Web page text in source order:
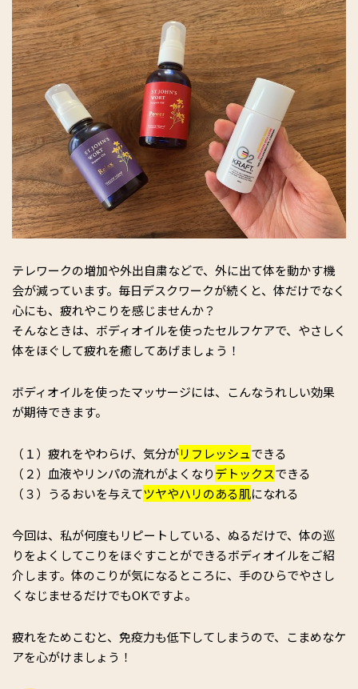
テレワークの増加や外出自粛などで、外に出て体を動かす機
会が減っています。毎日デスクワークが続くと、体だけでなく
心にも、疲れやこりを感じませんか？
そんなときは、ボディオイルを使ったセルフケアで、やさしく
体をほぐして疲れを癒してあげましょう！
ボディオイルを使ったマッサージには、こんなうれしい効果
が期待できます。
（１）疲れをやわらげ、気分がリフレッシュできる
（２）血液やリンパの流れがよくなりデトックスできる
（３）うるおいを与えてツヤやハリのある肌になれる
今回は、私が何度もリピートしている、ぬるだけで、体の巡
りをよくしてこりをほぐすことができるボディオイルをご紹
介します。体のこりが気になるところに、手のひらでやさし
くなじませるだけでもOKですよ。
疲れをためこむと、免疫力も低下してしまうので、こまめなケ
アを心がけましょう！